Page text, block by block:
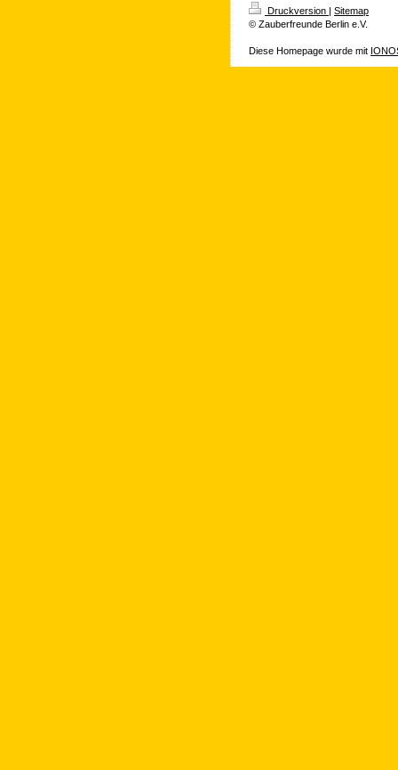
Druckversion | Sitemap
© Zauberfreunde Berlin e.V.
Diese Homepage wurde mit